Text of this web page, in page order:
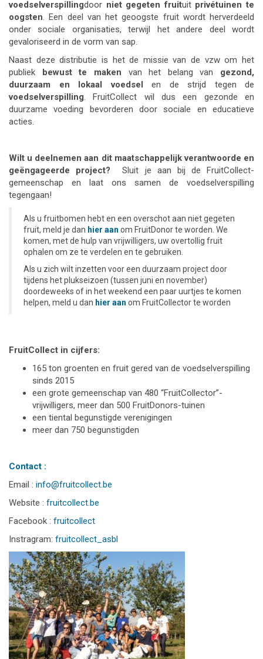
voedselverspillingdoor niet gegeten fruituit privétuinen te
oogsten. Een deel van het geoogste fruit wordt herverdeeld
onder sociale organisaties, terwijl het andere deel wordt
gevaloriseerd in de vorm van sap.
Naast deze distributie is het de missie van de vzw om het
publiek bewust te maken van het belang van gezond,
duurzaam en lokaal voedsel en de strijd tegen de
voedselverspilling. FruitCollect wil dus een gezonde en
duurzame voeding bevorderen door sociale en educatieve
acties.
Wilt u deelnemen aan dit maatschappelijk verantwoorde en
geëngageerde project?Sluit je aan bij de FruitCollect-
gemeenschap en laat ons samen de voedselverspilling
tegengaan!
Als u fruitbomen hebt en een overschot aan niet gegeten
fruit, meld je dan hier aan om FruitDonor te worden. We
komen, met de hulp van vrijwilligers, uw overtollig fruit
ophalen om ze te verdelen en te gebruiken.
Als u zich wilt inzetten voor een duurzaam project door
tijdens het plukseizoen (tussen juni en november)
doordeweeks of in het weekend een paar uurtjes te komen
helpen, meld u dan hier aan om FruitCollector te worden
FruitCollect in cijfers:
165 ton groenten en fruit gered van de voedselverspilling
sinds 2015
een grote gemeenschap van 480 “FruitCollector”-
vrijwilligers, meer dan 500 FruitDonors-tuinen
een tiental begunstigde verenigingen
meer dan 750 begunstigden
Contact :
Email : info@fruitcollect.be
Website : fruitcollect.be
Facebook : fruitcollect
Instragram: fruitcollect_asbl